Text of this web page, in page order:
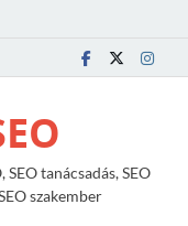
tanácsadás, SEO
szakember